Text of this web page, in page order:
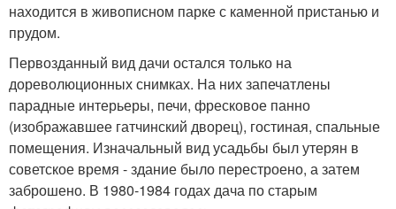
находится в живописном парке с каменной пристанью и
прудом.
Первозданный вид дачи остался только на
дореволюционных снимках. На них запечатлены
парадные интерьеры, печи, фресковое панно
(изображавшее гатчинский дворец), гостиная, спальные
помещения. Изначальный вид усадьбы был утерян в
советское время - здание было перестроено, а затем
заброшено. В 1980-1984 годах дача по старым